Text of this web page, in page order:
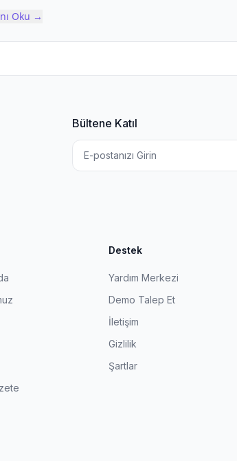
Oku →
Bültene Katıl
Destek
Yardım Merkezi
Demo Talep Et
İletişim
Gizlilik
Şartlar